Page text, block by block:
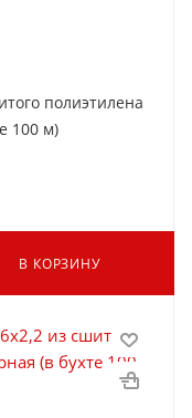
полиэтилена
100 м)
В КОРЗИНУ